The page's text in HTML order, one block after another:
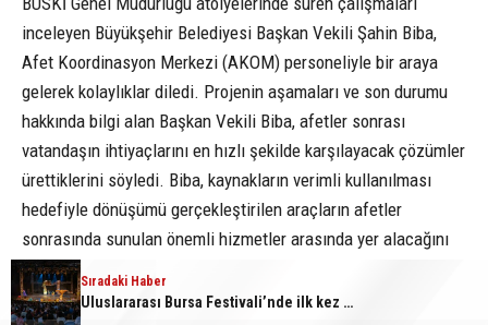
inceleyen Büyükşehir Belediyesi Başkan Vekili Şahin Biba,
Afet Koordinasyon Merkezi (AKOM) personeliyle bir araya
gelerek kolaylıklar diledi. Projenin aşamaları ve son durumu
hakkında bilgi alan Başkan Vekili Biba, afetler sonrası
vatandaşın ihtiyaçlarını en hızlı şekilde karşılayacak çözümler
ürettiklerini söyledi. Biba, kaynakların verimli kullanılması
hedefiyle dönüşümü gerçekleştirilen araçların afetler
sonrasında sunulan önemli hizmetler arasında yer alacağını
vurguladı. Başkan Vekili Şahin Biba, “Sağlıklı ve koordineli
yemek ikramından kesintisiz iletişim ve erişilebilirlik
Sıradaki Haber
Uluslararası Bursa Festivali’nde ilk kez çocuklara kapılarını açtı